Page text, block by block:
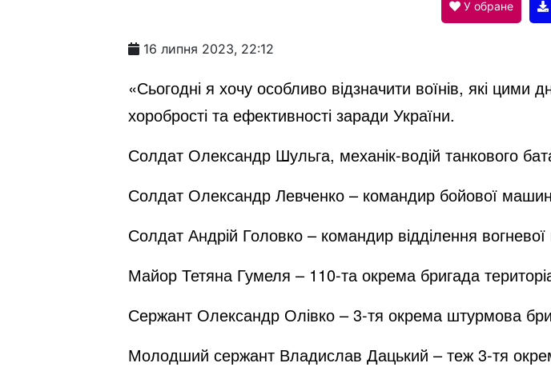
У обране
16 липня 2023, 22:12
«Сьогодні я хочу особливо відзначити воїнів, які
хоробрості та ефективності заради України.
Солдат Олександр Шульга, механік-водій танкового
Солдат Олександр Левченко – командир бойової
Солдат Андрій Головко – командир відділення
Майор Тетяна Гумеля – 110-та окрема бригада
Сержант Олександр Олівко – 3-тя окрема штурмова
Молодший сержант Владислав Дацький – теж 3-тя